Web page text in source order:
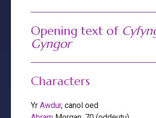
Opening text of
Gyngor
Characters
YrAwdur, canol oed